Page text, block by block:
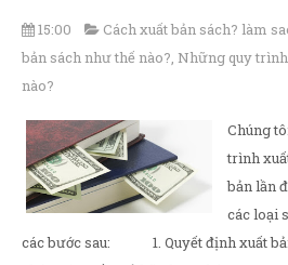
15:00
Cách xuất bản sách? làm
bản sách như thế nào? Những quy
nào?
Chúng
trình
bản lần
các loại
các bước sau: 1. Quyết định xuất